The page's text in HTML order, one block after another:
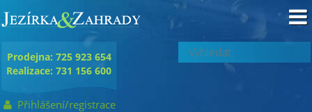
Prodejna: 725 923 654
Realizace: 731 156 600
Přihlášení/registrace